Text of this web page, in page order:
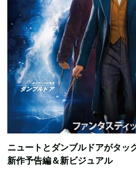
ニュートとダンブルドアがタッ
新作予告編＆新ビジュアル